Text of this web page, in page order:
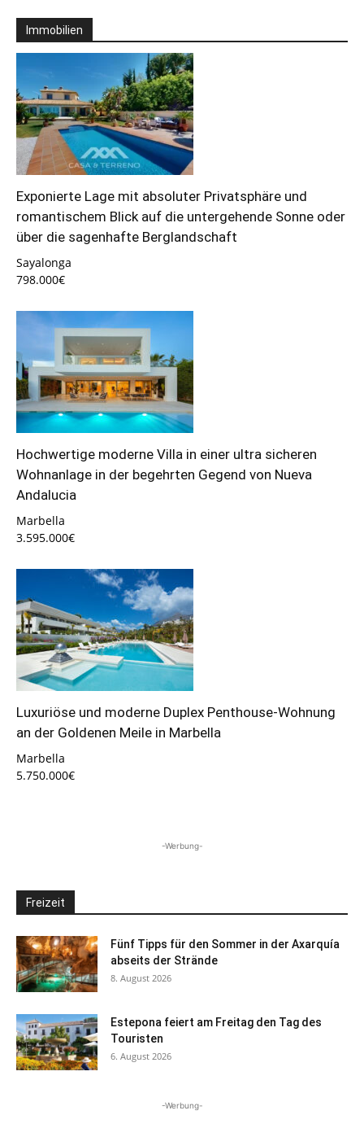
Immobilien
Exponierte Lage mit absoluter Privatsphäre und
romantischem Blick auf die untergehende Sonne oder
über die sagenhafte Berglandschaft
Sayalonga
798.000€
Hochwertige moderne Villa in einer ultra sicheren
Wohnanlage in der begehrten Gegend von Nueva
Andalucia
Marbella
3.595.000€
Luxuriöse und moderne Duplex Penthouse-Wohnung
an der Goldenen Meile in Marbella
Marbella
5.750.000€
-Werbung-
Freizeit
Fünf Tipps für den Sommer in der Axarquía
abseits der Strände
8. August 2026
Estepona feiert am Freitag den Tag des
Touristen
6. August 2026
-Werbung-